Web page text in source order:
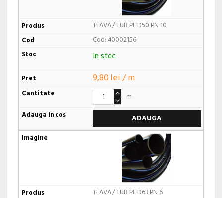
TEAVA / TUB PE D50 PN 10
Cod: 40002156
In stoc
9,80 lei / m
m
ADAUGA
TEAVA / TUB PE D63 PN 6